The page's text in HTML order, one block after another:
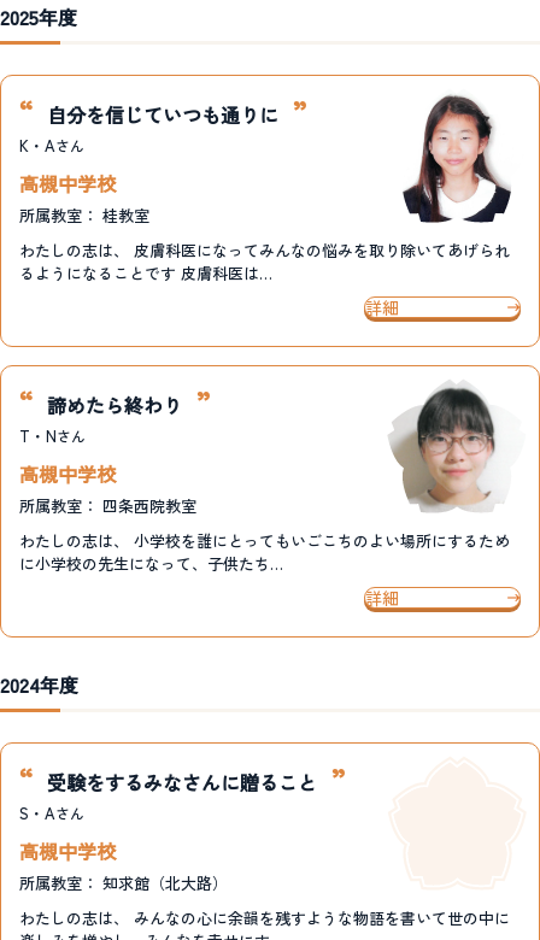
2025年度
自分を信じていつも通りに
K・Aさん
高槻中学校
所属教室： 桂教室
わたしの志は、 皮膚科医になってみんなの悩みを取り除いてあげられ
るようになることです 皮膚科医は…
詳細
諦めたら終わり
T・Nさん
高槻中学校
所属教室： 四条西院教室
わたしの志は、 小学校を誰にとってもいごこちのよい場所にするため
に小学校の先生になって、子供たち…
詳細
2024年度
受験をするみなさんに贈ること
S・Aさん
高槻中学校
所属教室： 知求館（北大路）
わたしの志は、 みんなの心に余韻を残すような物語を書いて世の中に